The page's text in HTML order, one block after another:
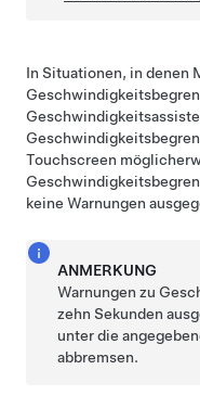
In Situationen, in denen
Touchscreen
keine Warnungen
ANMERKUNG
Warnungen zu
zehn Sekunden
unter die
abbremsen.